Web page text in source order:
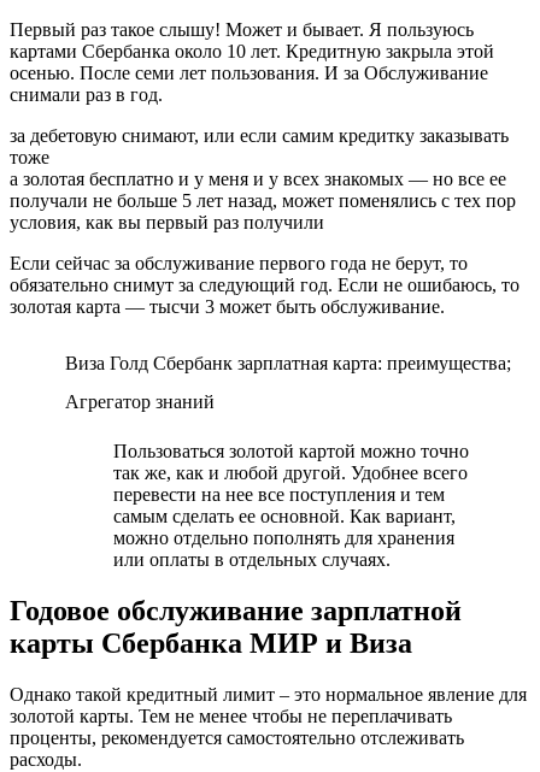
Первый раз такое слышу! Может и бывает. Я пользуюсь
картами Сбербанка около 10 лет. Кредитную закрыла этой
осенью. После семи лет пользования. И за Обслуживание
снимали раз в год.
за дебетовую снимают, или если самим кредитку заказывать
тоже
а золотая бесплатно и у меня и у всех знакомых — но все ее
получали не больше 5 лет назад, может поменялись с тех пор
условия, как вы первый раз получили
Если сейчас за обслуживание первого года не берут, то
обязательно снимут за следующий год. Если не ошибаюсь, то
золотая карта — тысчи 3 может быть обслуживание.
Виза Голд Сбербанк зарплатная карта: преимущества;
Агрегатор знаний
Пользоваться золотой картой можно точно
так же, как и любой другой. Удобнее всего
перевести на нее все поступления и тем
самым сделать ее основной. Как вариант,
можно отдельно пополнять для хранения
или оплаты в отдельных случаях.
Годовое обслуживание зарплатной
карты Сбербанка МИР и Виза
Однако такой кредитный лимит – это нормальное явление для
золотой карты. Тем не менее чтобы не переплачивать
проценты, рекомендуется самостоятельно отслеживать
расходы.